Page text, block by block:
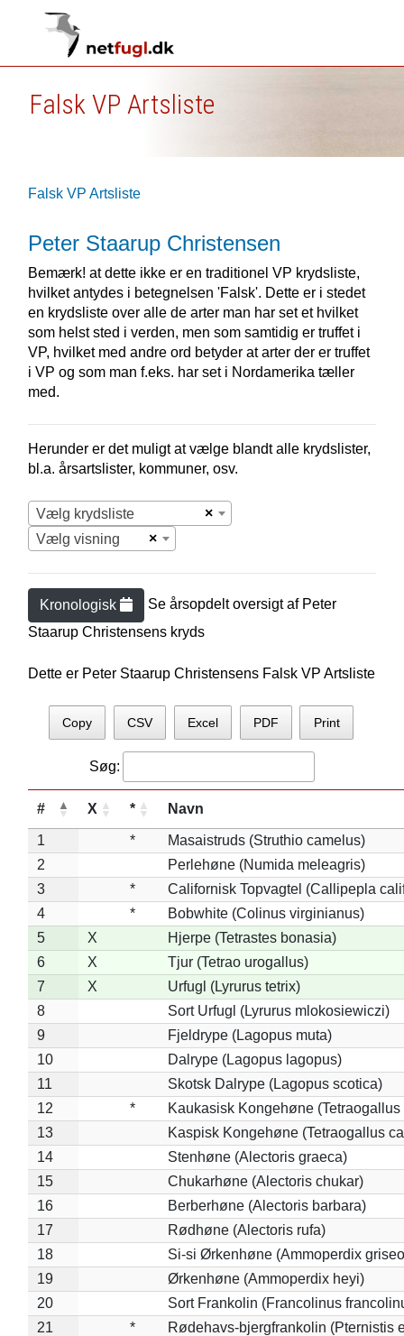
Falsk VP Artsliste
Falsk VP Artsliste
Peter Staarup Christensen
Bemærk! at dette ikke er en traditionel VP krydsliste,
hvilket antydes i betegnelsen 'Falsk'. Dette er i stedet
en krydsliste over alle de arter man har set et hvilket
som helst sted i verden, men som samtidig er truffet i
VP, hvilket med andre ord betyder at arter der er truffet
i VP og som man f.eks. har set i Nordamerika tæller
med.
Herunder er det muligt at vælge blandt alle krydslister,
bl.a. årsartslister, kommuner, osv.
×
Vælg krydsliste
×
Vælg visning
Kronologisk Se årsopdelt oversigt af Peter
Staarup Christensens kryds
Dette er Peter Staarup Christensens Falsk VP Artsliste
Copy CSV Excel PDF Print
Søg:
# X * Navn
1 *
Masaistruds (Struthio camelus)
2
Perlehøne (Numida meleagris)
3
*
Californisk Topvagtel (Callipepla
4
*
Bobwhite (Colinus virginianus)
5
X
Hjerpe (Tetrastes bonasia)
6
X
Tjur (Tetrao urogallus)
7
X
Urfugl (Lyrurus tetrix)
8
Sort Urfugl (Lyrurus mlokosiewiczi)
9
Fjeldrype (Lagopus muta)
10
Dalrype (Lagopus lagopus)
11
Skotsk Dalrype (Lagopus scotica)
12
*
Kaukasisk Kongehøne
13
Kaspisk Kongehøne (Tetraogallus
14
Stenhøne (Alectoris graeca)
15
Chukarhøne (Alectoris chukar)
16
Berberhøne (Alectoris barbara)
17
Rødhøne (Alectoris rufa)
18
Si-si Ørkenhøne (Ammoperdix
19
Ørkenhøne (Ammoperdix heyi)
20
Sort Frankolin (Francolinus
21
*
Rødehavs-bjergfrankolin (Pternistis